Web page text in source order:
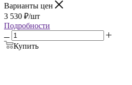
Варианты цен
3 530 ₽/шт
Подробности
Купить